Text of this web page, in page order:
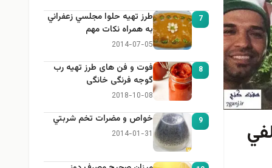
7
طرز تهيه حلوا مجلسي زعفراني
به همراه نكات مهم
2014-07-05
8
فوت و فن های طرز تهیه رب
گوجه فرنگی خانگی
2018-10-08
9 خواص و مضرات تخم شربتي
2014-01-31